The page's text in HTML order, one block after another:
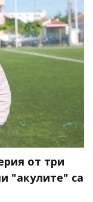
от три
"акулите" са